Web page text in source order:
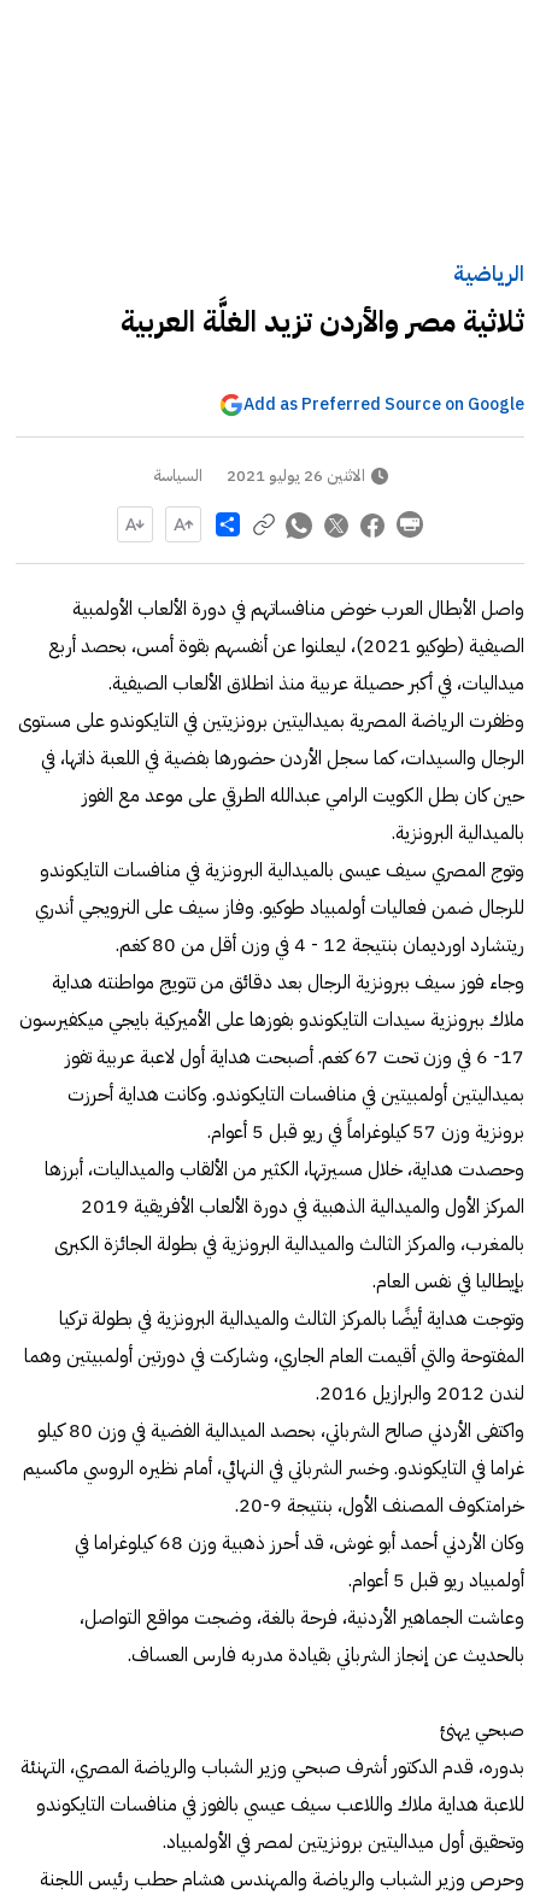
الرياضية
ثلاثية مصر والأردن تزيد الغلَّة العربية
Add as Preferred Source on Google
الاثنين 26 يوليو 2021 السياسة
Share
واصل الأبطال العرب خوض منافساتهم في دورة الألعاب الأولمبية
الصيفية (طوكيو 2021)، ليعلنوا عن أنفسهم بقوة أمس، بحصد أربع
ميداليات، في أكبر حصيلة عربية منذ انطلاق الألعاب الصيفية.
وظفرت الرياضة المصرية بميداليتين برونزيتين في التايكوندو على مستوى
الرجال والسيدات، كما سجل الأردن حضورها بفضية في اللعبة ذاتها، في
حين كان بطل الكويت الرامي عبدالله الطرقي على موعد مع الفوز
بالميدالية البرونزية.
وتوج المصري سيف عيسى بالميدالية البرونزية في منافسات التايكوندو
للرجال ضمن فعاليات أولمبياد طوكيو. وفاز سيف على النرويجي أندري
ريتشارد اورديمان بنتيجة 12 - 4 في وزن أقل من 80 كغم.
وجاء فوز سيف ببرونزية الرجال بعد دقائق من تتويج مواطنته هداية
ملاك ببرونزية سيدات التايكوندو بفوزها على الأميركية بايجي ميكفيرسون
17- 6 في وزن تحت 67 كغم. أصبحت هداية أول لاعبة عربية تفوز
بميداليتين أولمبيتين في منافسات التايكوندو. وكانت هداية أحرزت
برونزية وزن 57 كيلوغراماً في ريو قبل 5 أعوام.
وحصدت هداية، خلال مسيرتها، الكثير من الألقاب والميداليات، أبرزها
المركز الأول والميدالية الذهبية في دورة الألعاب الأفريقية 2019
بالمغرب، والمركز الثالث والميدالية البرونزية في بطولة الجائزة الكبرى
بإيطاليا في نفس العام.
وتوجت هداية أيضًا بالمركز الثالث والميدالية البرونزية في بطولة تركيا
المفتوحة والتي أقيمت العام الجاري، وشاركت في دورتين أولمبيتين وهما
لندن 2012 والبرازيل 2016.
واكتفى الأردني صالح الشرباتي، بحصد الميدالية الفضية في وزن 80 كيلو
غراما في التايكوندو. وخسر الشرباتي في النهائي، أمام نظيره الروسي ماكسيم
خرامتكوف المصنف الأول، بنتيجة 9-20.
وكان الأردني أحمد أبو غوش، قد أحرز ذهبية وزن 68 كيلوغراما في
أولمبياد ريو قبل 5 أعوام.
وعاشت الجماهير الأردنية، فرحة بالغة، وضجت مواقع التواصل،
بالحديث عن إنجاز الشرباتي بقيادة مدربه فارس العساف.
صبحي يهنئ
بدوره، قدم الدكتور أشرف صبحي وزير الشباب والرياضة المصري، التهنئة
للاعبة هداية ملاك واللاعب سيف عيسي بالفوز في منافسات التايكوندو
وتحقيق أول ميداليتين برونزيتين لمصر في الأولمبياد.
وحرص وزير الشباب والرياضة والمهندس هشام حطب رئيس اللجنة